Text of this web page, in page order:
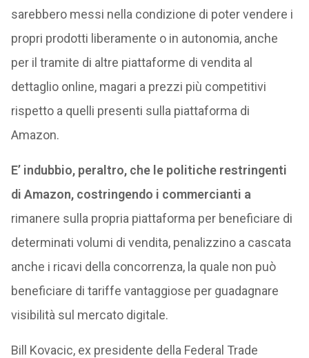
sarebbero messi nella condizione di poter vendere i
propri prodotti liberamente o in autonomia, anche
per il tramite di altre piattaforme di vendita al
dettaglio online, magari a prezzi più competitivi
rispetto a quelli presenti sulla piattaforma di
Amazon.
E’ indubbio, peraltro, che le politiche restringenti
di Amazon, costringendo i commercianti a
rimanere sulla propria piattaforma per beneficiare di
determinati volumi di vendita, penalizzino a cascata
anche i ricavi della concorrenza, la quale non può
beneficiare di tariffe vantaggiose per guadagnare
visibilità sul mercato digitale.
Bill Kovacic, ex presidente della Federal Trade